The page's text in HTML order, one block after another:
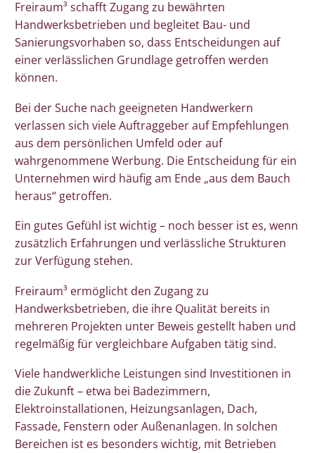
Freiraum³ schafft Zugang zu bewährten
Handwerksbetrieben und begleitet Bau- und
Sanierungsvorhaben so, dass Entscheidungen auf
einer verlässlichen Grundlage getroffen werden
können.
Bei der Suche nach geeigneten Handwerkern
verlassen sich viele Auftraggeber auf Empfehlungen
aus dem persönlichen Umfeld oder auf
wahrgenommene Werbung. Die Entscheidung für ein
Unternehmen wird häufig am Ende „aus dem Bauch
heraus“ getroffen.
Ein gutes Gefühl ist wichtig – noch besser ist es, wenn
zusätzlich Erfahrungen und verlässliche Strukturen
zur Verfügung stehen.
Freiraum³ ermöglicht den Zugang zu
Handwerksbetrieben, die ihre Qualität bereits in
mehreren Projekten unter Beweis gestellt haben und
regelmäßig für vergleichbare Aufgaben tätig sind.
Viele handwerkliche Leistungen sind Investitionen in
die Zukunft – etwa bei Badezimmern,
Elektroinstallationen, Heizungsanlagen, Dach,
Fassade, Fenstern oder Außenanlagen. In solchen
Bereichen ist es besonders wichtig, mit Betrieben